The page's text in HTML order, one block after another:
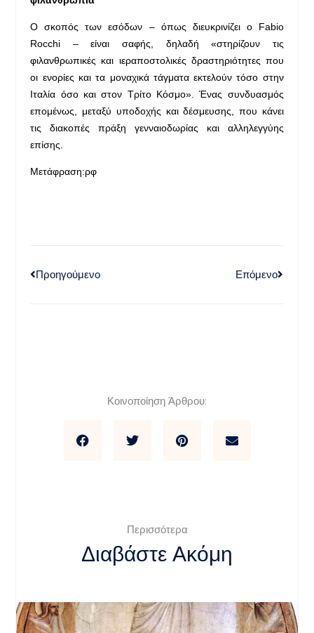
Ο σκοπός των εσόδων – όπως διευκρινίζει ο Fabio
Rocchi – είναι σαφής, δηλαδή «στηρίζουν τις
φιλανθρωπικές και ιεραποστολικές δραστηριότητες που
οι ενορίες και τα μοναχικά τάγματα εκτελούν τόσο στην
Ιταλία όσο και στον Τρίτο Κόσμο». Ένας συνδυασμός
επομένως, μεταξύ υποδοχής και δέσμευσης, που κάνει
τις διακοπές πράξη γενναιοδωρίας και αλληλεγγύης
επίσης.
Μετάφραση:ρφ
Προηγούμενο Επόμενο
Κοινοποίηση Άρθρου:
Περισσότερα
Διαβάστε Ακόμη